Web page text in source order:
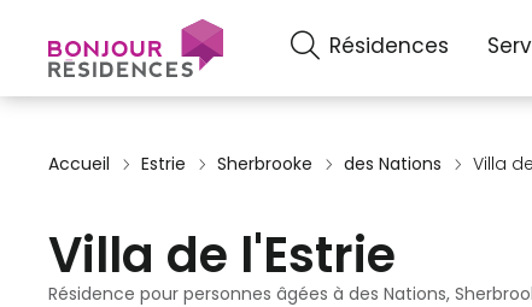
Résidences
Accueil Estrie Sherbrooke des Nations Villa
Villa de l'Estrie
Résidence pour personnes âgées à des Nations,